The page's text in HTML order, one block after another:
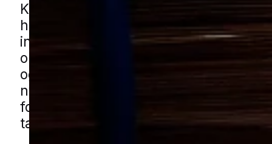
Kakkerlakker er et ubehageligt
hurtigt kan sprede sig, når de først er
indenfor. De trives især i varme og
omgivelser, hvor der er adgang til
og fugt. I en by med både ældre
nyere huse kan de derfor dukke op
forskellige steder, hvis ikke problemet
taget alvorligt fra starten.